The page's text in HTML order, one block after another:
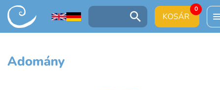
UGRÁS A TARTALOMRA
Keresés: KOSÁR
0
Adomány